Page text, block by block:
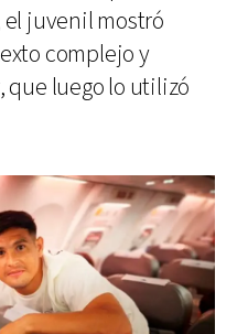
juvenil mostró
complejo y
luego lo utilizó